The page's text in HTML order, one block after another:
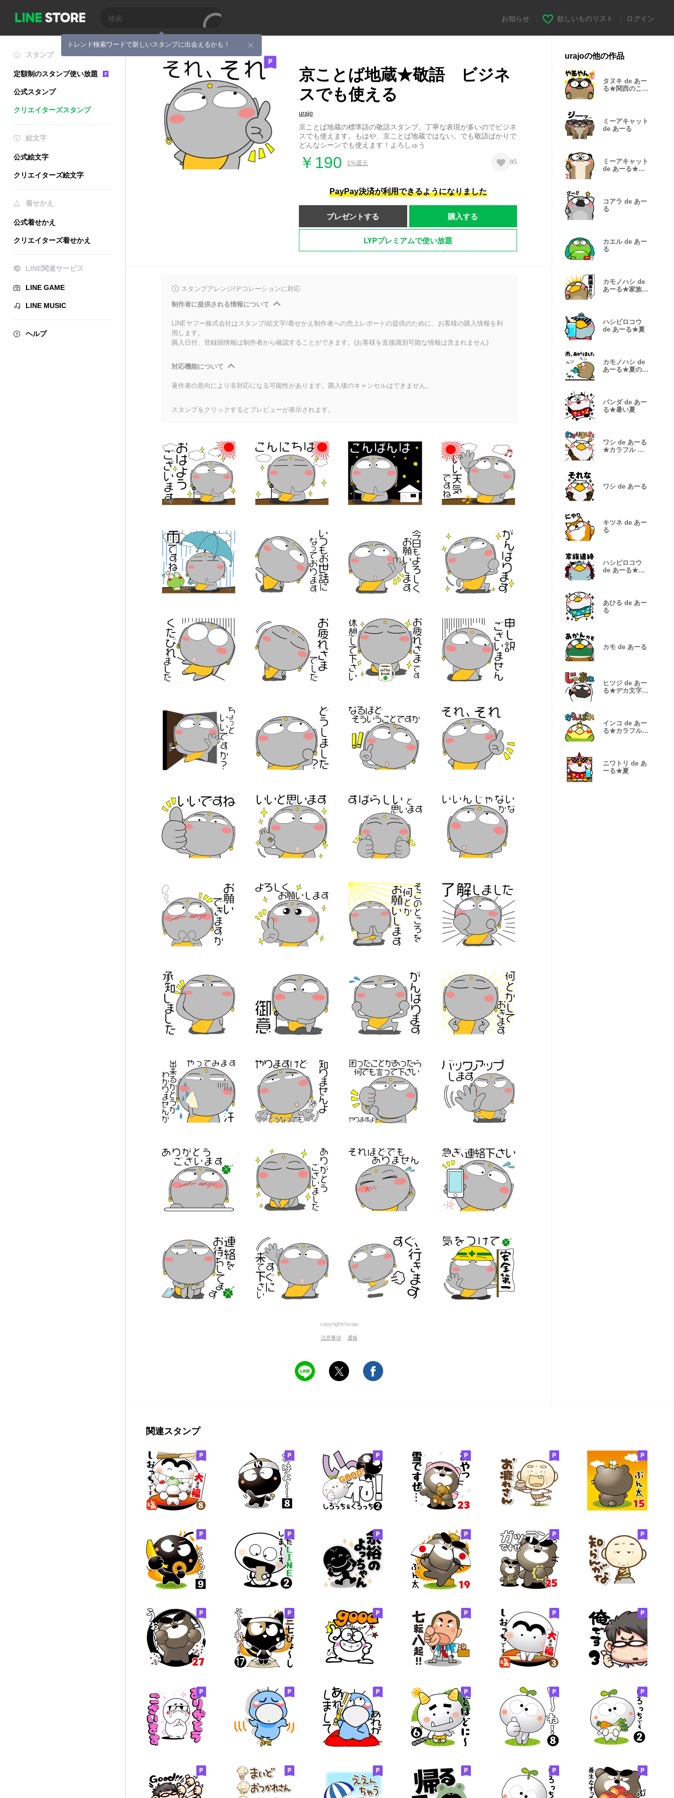
トレンド検索ワードで新しいスタンプに出会えるかも！
お知らせ 欲しいものリスト ログイン
スタンプ
定額制のスタンプ使い放題
公式スタンプ
クリエイターズスタンプ
絵文字
公式絵文字
クリエイターズ絵文字
着せかえ
公式着せかえ
クリエイターズ着せかえ
LINE関連サービス
LINE GAME
LINE MUSIC
ヘルプ
京ことば地蔵★敬語 ビジネ
スでも使える
urajo
京ことば地蔵の標準語の敬語スタンプ。丁寧な表現が多いのでビジネ
スでも使えます。もはや、京ことば地蔵ではない。でも敬語ばかりで
どんなシーンでも使えます！よろしゅう
￥190 1%還元 95
PayPay決済が利用できるようになりました
プレゼントする 購入する
LYPプレミアムで使い放題
スタンプアレンジ/デコレーションに対応
制作者に提供される情報について
LINEヤフー株式会社はスタンプ/絵文字/着せかえ制作者への売上レポートの提供のために、お客様の購入情報を利
用します。
購入日付、登録国情報は制作者から確認することができます。(お客様を直接識別可能な情報は含まれません)
対応機能について
著作者の意向により非対応になる可能性があります。購入後のキャンセルはできません。
スタンプをクリックするとプレビューが表示されます。
copyright©urajo
注意事項 通報
urajoの他の作品
タヌキ de あー
る★関西のこと
ミーアキャット
de あーる
ミーアキャット
de あーる★関
コアラ de あー
る
カエル de あー
る
カモノハシ de
あーる★家族通
ハシビロコウ
de あーる★夏
カモノハシ de
あーる★夏の天
パンダ de あー
る★暑い夏
ワシ de あーる
★カラフル デ
ワシ de あーる
キツネ de あー
る
ハシビロコウ
de あーる★家
あひる de あー
る
カモ de あーる
ヒツジ de あー
る★デカ文字＆
インコ de あー
る★カラフルデ
ニワトリ de あ
ーる★夏
関連スタンプ